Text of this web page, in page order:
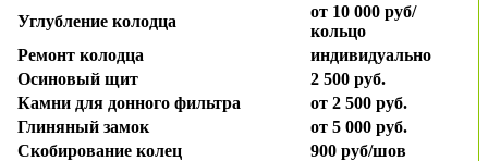
Углубление колодца
от 10 000 руб/
кольцо
Ремонт колодца
индивидуально
Осиновый щит
2 500 руб.
Камни для донного фильтра
от 2 500 руб.
Глиняный замок
от 5 000 руб.
Скобирование колец
900 руб/шов